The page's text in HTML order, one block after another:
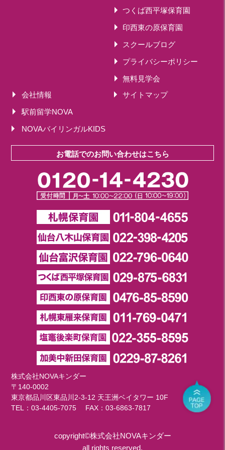
つくば西平塚保育園
印西東の原保育園
スクールブログ
プライバシーポリシー
無料見学会
会社情報
サイトマップ
駅前留学NOVA
NOVAバイリンガルKIDS
お電話でのお問い合わせはこちら
株式会社NOVAキンダー
〒140-0002
東京都品川区東品川2-3-12 天王洲ベイタワー 10F
TEL：03-4405-7075 FAX：03-6863-7817
copyright©株式会社NOVAキンダー
all rights reserved.